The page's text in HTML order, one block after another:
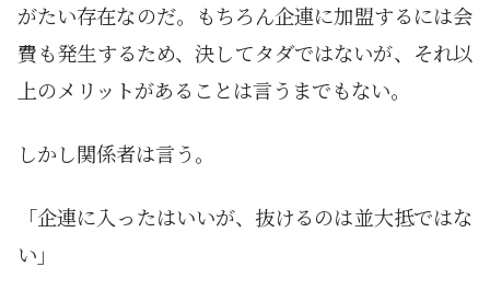
がたい存在なのだ。もちろん企連に加盟するには会
費も発生するため、決してタダではないが、それ以
上のメリットがあることは言うまでもない。
しかし関係者は言う。
「企連に入ったはいいが、抜けるのは並大抵ではな
い」